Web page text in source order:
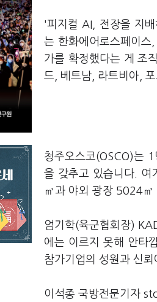
'피지컬 AI, 전장을 지
는 한화에어로스페이
가를 확정했다는 게 조
드, 베트남, 라트비아,
청주오스코(OSCO)는
을 갖추고 있습니다. 여
㎡과 야외 광장 5024㎡
엄기학(육군협회장)
에는 이르지 못해 안타
참가기업의 성원과 신
이석종 국방전문기자